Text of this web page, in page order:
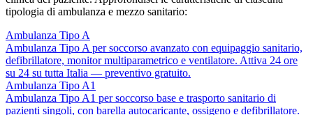
tipologia di ambulanza e mezzo sanitario:
Ambulanza Tipo A
Ambulanza Tipo A per soccorso avanzato con equipaggio sanitario,
defibrillatore, monitor multiparametrico e ventilatore. Attiva 24 ore
su 24 su tutta Italia — preventivo gratuito.
Ambulanza Tipo A1
Ambulanza Tipo A1 per soccorso base e trasporto sanitario di
pazienti singoli, con barella autocaricante, ossigeno e defibrillatore.